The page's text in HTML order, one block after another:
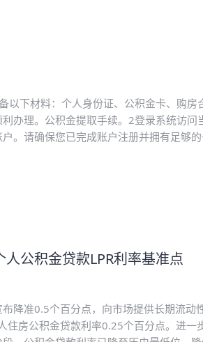
以下材料：个人身份证、公积金卡、购房
办理。公积金提取手续。2登录系统访问
。请确保您已完成账户注册并拥有足够
公积金贷款LPR利率基准点
降准0.5个百分点，向市场提供长期流动
住房公积金贷款利率0.25个百分点。进一